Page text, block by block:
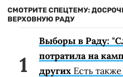
Также в парламент
"Оппозиционная
"Европейская
"Батькивщина" и
RELATED